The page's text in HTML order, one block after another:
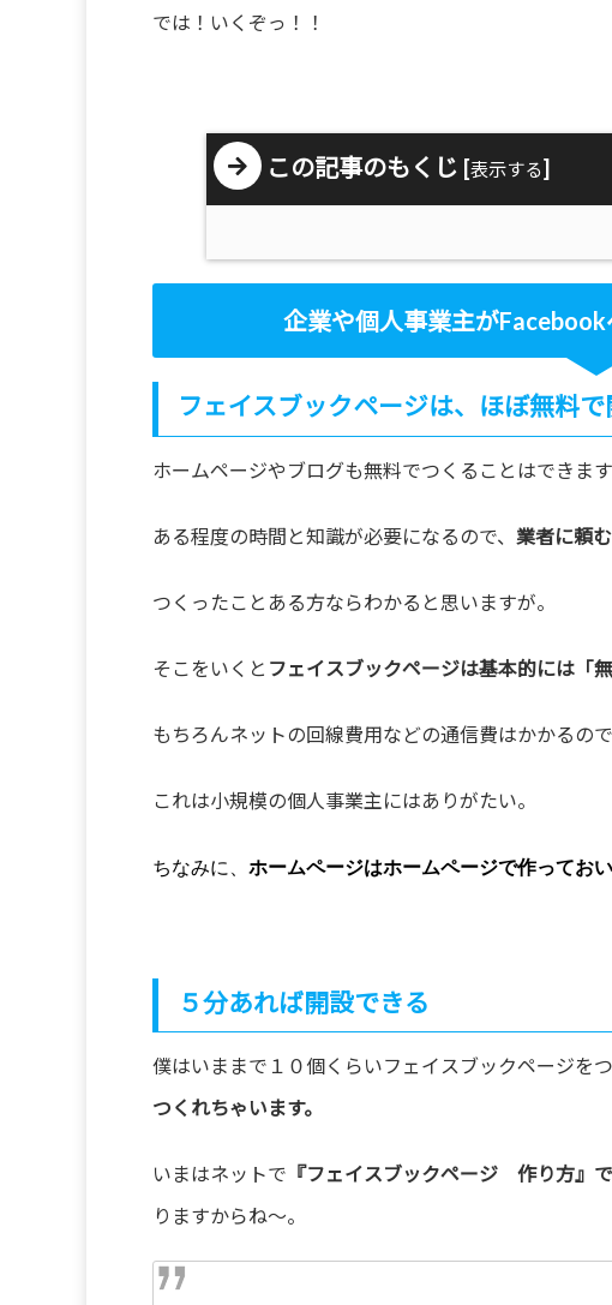
では！いくぞっ！！
この記事のもくじ [表示する]
企業や個人事業主が
フェイスブックページは、ほぼ無料で
ホームページやブログも無料でつくることはできま
ある程度の時間と知識が必要になるので、 業者に頼
つくったことある方ならわかると思いますが。
そこをいくと フェイスブックページは基本的には「
もちろんネットの回線費用などの通信費はかかるので
これは小規模の個人事業主にはありがたい。
ちなみに、 ホームページはホームページで作ってお
５分あれば開設できる
僕はいままで１０個くらいフェイスブックページを
つくれちゃいます。
いまはネットで 『フェイスブックページ 作り方』
りますからね～。